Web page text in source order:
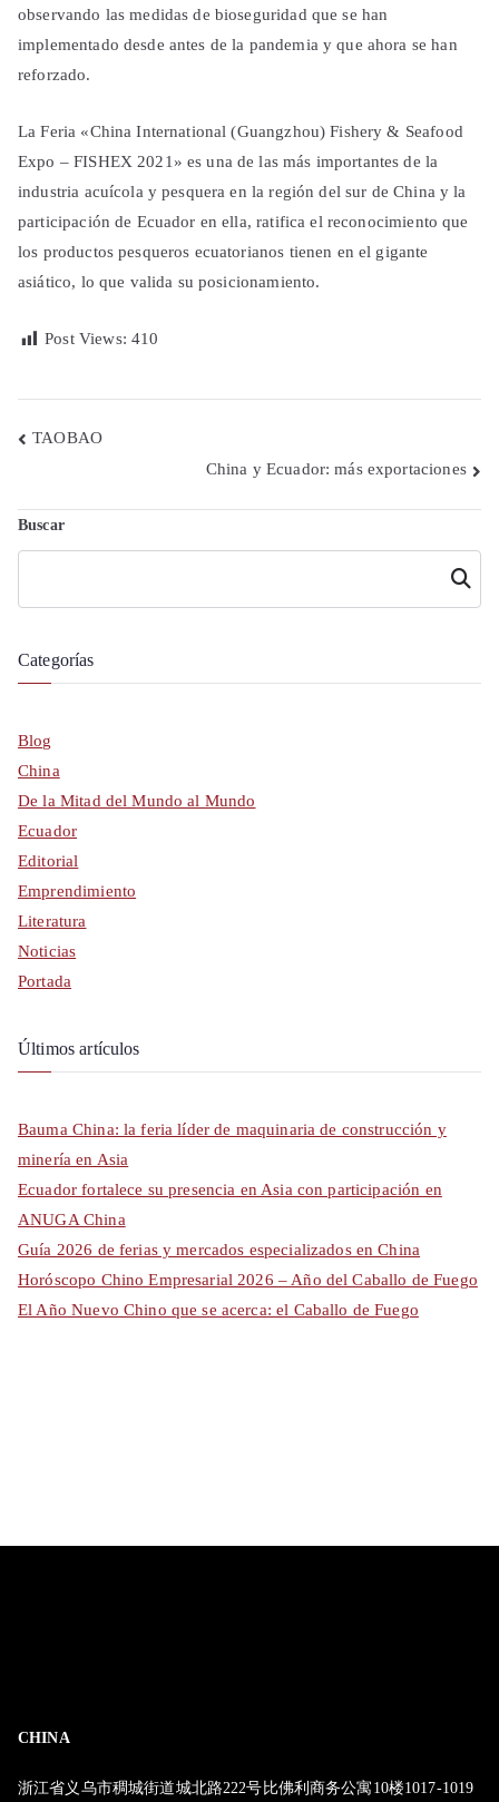
observando las medidas de bioseguridad que se han
implementado desde antes de la pandemia y que ahora se han
reforzado.
La Feria «China International (Guangzhou) Fishery & Seafood
Expo – FISHEX 2021» es una de las más importantes de la
industria acuícola y pesquera en la región del sur de China y la
participación de Ecuador en ella, ratifica el reconocimiento que
los productos pesqueros ecuatorianos tienen en el gigante
asiático, lo que valida su posicionamiento.
Post Views: 410
Navegación
entradas
TAOBAO
China y Ecuador: más exportaciones
Buscar
Buscar
Categorías
Blog
China
De la Mitad del Mundo al Mundo
Ecuador
Editorial
Emprendimiento
Literatura
Noticias
Portada
Últimos artículos
Bauma China: la feria líder de maquinaria de construcción y
minería en Asia
Ecuador fortalece su presencia en Asia con participación en
ANUGA China
Guía 2026 de ferias y mercados especializados en China
Horóscopo Chino Empresarial 2026 – Año del Caballo de Fuego
El Año Nuevo Chino que se acerca: el Caballo de Fuego
CHINA
浙江省义乌市稠城街道城北路222号比佛利商务公寓10楼1017-1019